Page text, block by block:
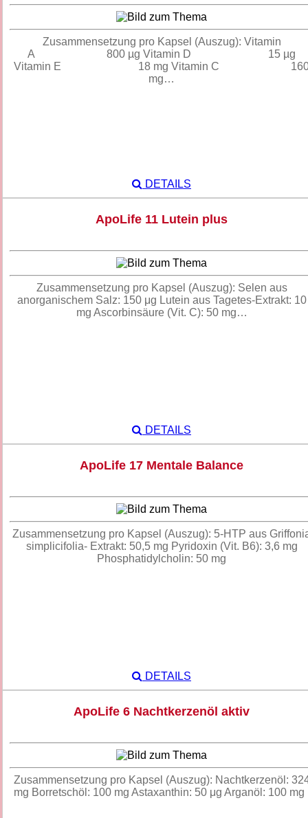
Zusammensetzung pro Kapsel (Auszug): Vitamin
A 800 µg Vitamin D 15 µg
Vitamin E 18 mg Vitamin C
mg…
DETAILS
ApoLife 11 Lutein plus
Zusammensetzung pro Kapsel (Auszug): Selen aus
anorganischem Salz: 150 μg Lutein aus Tagetes-Extrakt: 10
mg Ascorbinsäure (Vit. C): 50 mg…
DETAILS
ApoLife 17 Mentale Balance
Zusammensetzung pro Kapsel (Auszug): 5-HTP aus
simplicifolia- Extrakt: 50,5 mg Pyridoxin (Vit. B6): 3,6 mg
Phosphatidylcholin: 50 mg
DETAILS
ApoLife 6 Nachtkerzenöl aktiv
Zusammensetzung pro Kapsel (Auszug): Nachtkerzenöl:
mg Borretschöl: 100 mg Astaxanthin: 50 μg Arganöl: 100